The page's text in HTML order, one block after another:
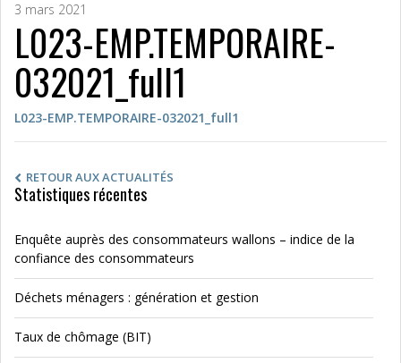
3 mars 2021
L023-EMP.TEMPORAIRE-
032021_full1
L023-EMP.TEMPORAIRE-032021_full1
RETOUR AUX ACTUALITÉS
Statistiques récentes
Enquête auprès des consommateurs wallons – indice de la
confiance des consommateurs
Déchets ménagers : génération et gestion
Taux de chômage (BIT)